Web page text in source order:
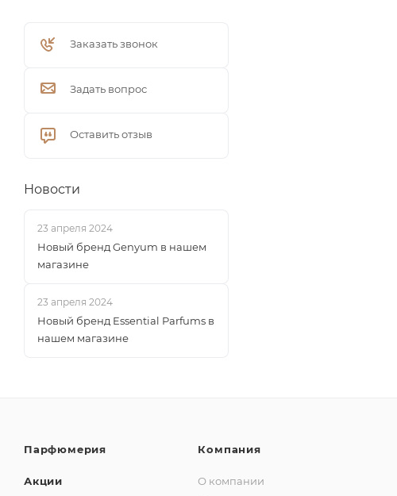
Заказать звонок
Задать вопрос
Оставить отзыв
Новости
23 апреля 2024
Новый бренд Genyum в нашем
магазине
23 апреля 2024
Новый бренд Essential Parfums в
нашем магазине
Парфюмерия
Акции
Компания
О компании